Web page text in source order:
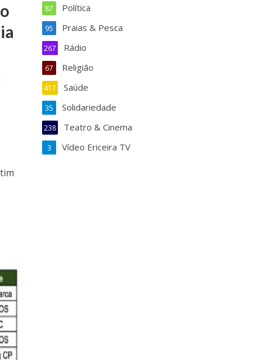
Política
87
Praias & Pesca
95
Rádio
267
Religião
67
Saúde
417
Solidariedade
35
Teatro & Cinema
238
Vídeo Ericeira TV
3